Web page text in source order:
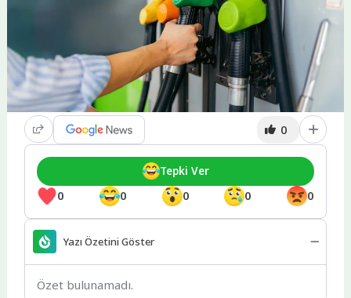
0
0 0 0 0 0
Tepki Ver
Yazı Özetini Göster
Özet bulunamadı.